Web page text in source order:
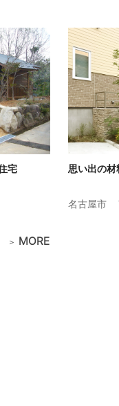
宅
MORE
思い出の
名古屋市